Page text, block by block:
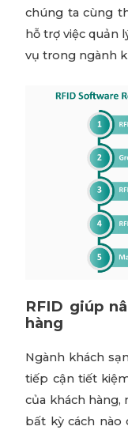
chúng ta cùng
hỗ trợ việc quản
vụ trong ngành
RFID giúp
hàng
Ngành khách
tiếp cận tiết
của khách hàng,
bất kỳ cách nào